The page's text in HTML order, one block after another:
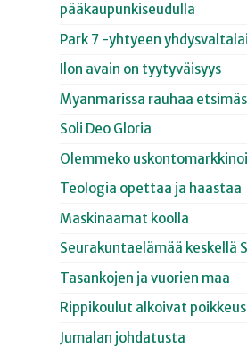
pääkaupunkiseudulla
Park 7 -yhtyeen
Ilon avain on tyytyväisyys
Myanmarissa rauhaa
Soli Deo Gloria
Olemmeko
Teologia opettaa ja haastaa
Maskinaamat koolla
Seurakuntaelämää keskellä
Tasankojen ja vuorien maa
Rippikoulut alkoivat
Jumalan johdatusta